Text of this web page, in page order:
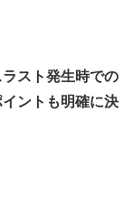
スト発生時での
ントも明確に決